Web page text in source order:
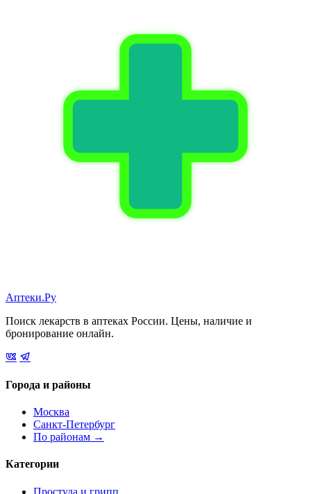
Аптеки.Ру
Поиск лекарств в аптеках России. Цены, наличие и
бронирование онлайн.
Города и районы
Москва
Санкт-Петербург
По районам →
Категории
Простуда и грипп